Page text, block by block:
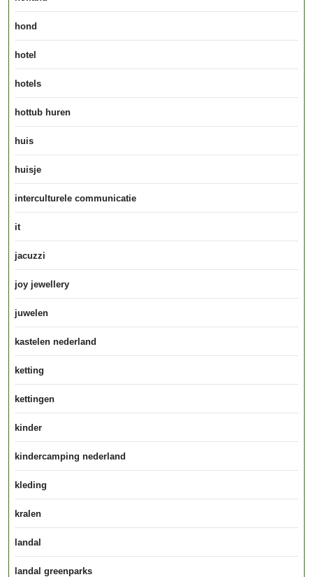
hond
hotel
hotels
hottub huren
huis
huisje
interculturele communicatie
it
jacuzzi
joy jewellery
juwelen
kastelen nederland
ketting
kettingen
kinder
kindercamping nederland
kleding
kralen
landal
landal greenparks